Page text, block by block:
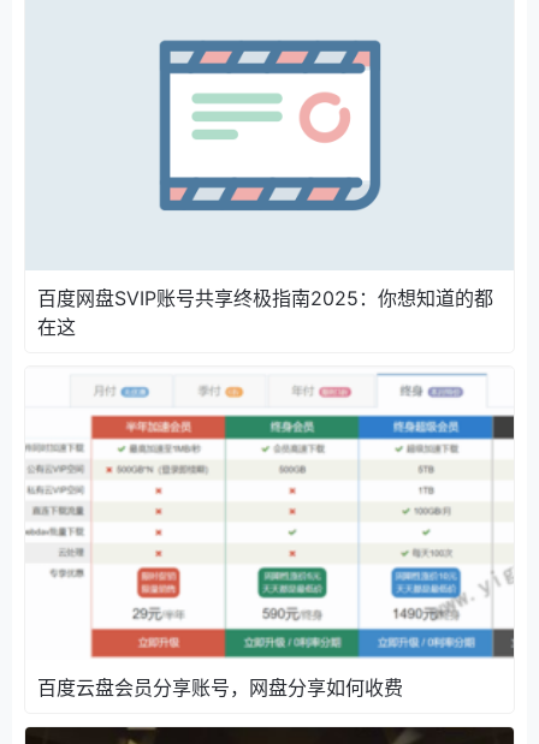
百度网盘SVIP账号共享终极指南2025：你想知道的都
在这
百度云盘会员分享账号，网盘分享如何收费